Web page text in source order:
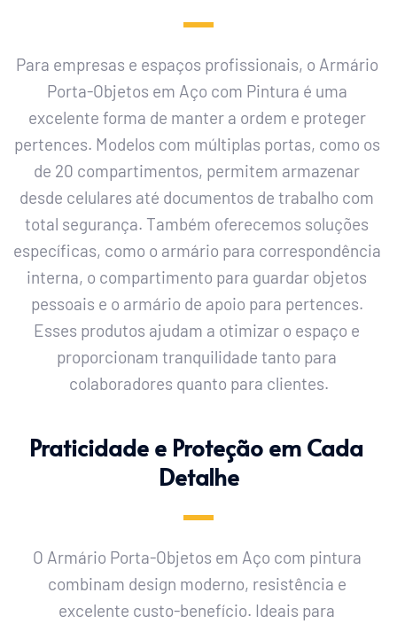
Para empresas e espaços profissionais, o Armário
Porta-Objetos em Aço com Pintura é uma
excelente forma de manter a ordem e proteger
pertences. Modelos com múltiplas portas, como os
de 20 compartimentos, permitem armazenar
desde celulares até documentos de trabalho com
total segurança. Também oferecemos soluções
específicas, como o armário para correspondência
interna, o compartimento para guardar objetos
pessoais e o armário de apoio para pertences.
Esses produtos ajudam a otimizar o espaço e
proporcionam tranquilidade tanto para
colaboradores quanto para clientes.
Praticidade e Proteção em Cada
Detalhe
O Armário Porta-Objetos em Aço com pintura
combinam design moderno, resistência e
excelente custo-benefício. Ideais para